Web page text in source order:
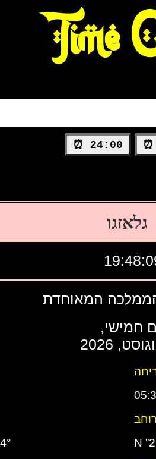
Time
24:00 ⏰
גלאזגו
המאוחדת
חמישי,
W